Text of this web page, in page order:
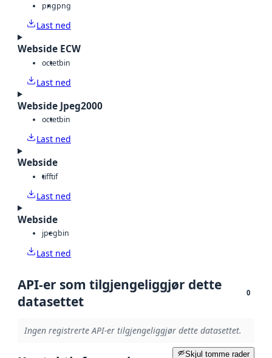
pngpng
Last ned
Webside ECW
octetbin
Last ned
Webside Jpeg2000
octetbin
Last ned
Webside
tifftif
Last ned
Webside
jpegbin
Last ned
API-er som tilgjengeliggjør dette
datasettet
0
Ingen registrerte API-er tilgjengeliggjør dette datasettet.
Skjul tomme rader